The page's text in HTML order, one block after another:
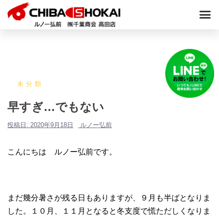
未分類
早すぎ…でもない
投稿日: 2020年9月18日 ルノー弘前
こんにちは ルノー弘前です。
まだ幾分暑さが残る日もありますが、９月も半ばとなりま
した。１０月、１１月となると冬支度で慌ただしくなりま